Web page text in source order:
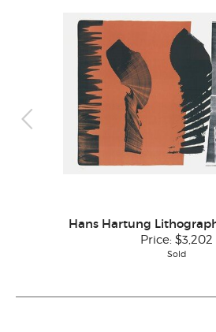
Hans Hartung
Price: $3,202
Sold